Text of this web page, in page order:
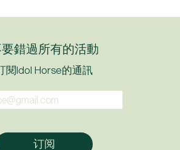
錯過所有的活動
閱Idol Horse的通訊